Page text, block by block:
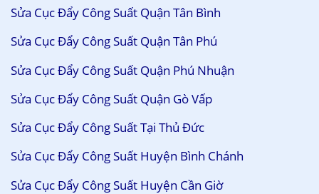
Sửa Cục Đẩy Công Suất Quận Tân Bình
Sửa Cục Đẩy Công Suất Quận Tân Phú
Sửa Cục Đẩy Công Suất Quận Phú Nhuận
Sửa Cục Đẩy Công Suất Quận Gò Vấp
Sửa Cục Đẩy Công Suất Tại Thủ Đức
Sửa Cục Đẩy Công Suất Huyện Bình Chánh
Sửa Cục Đẩy Công Suất Huyện Cần Giờ